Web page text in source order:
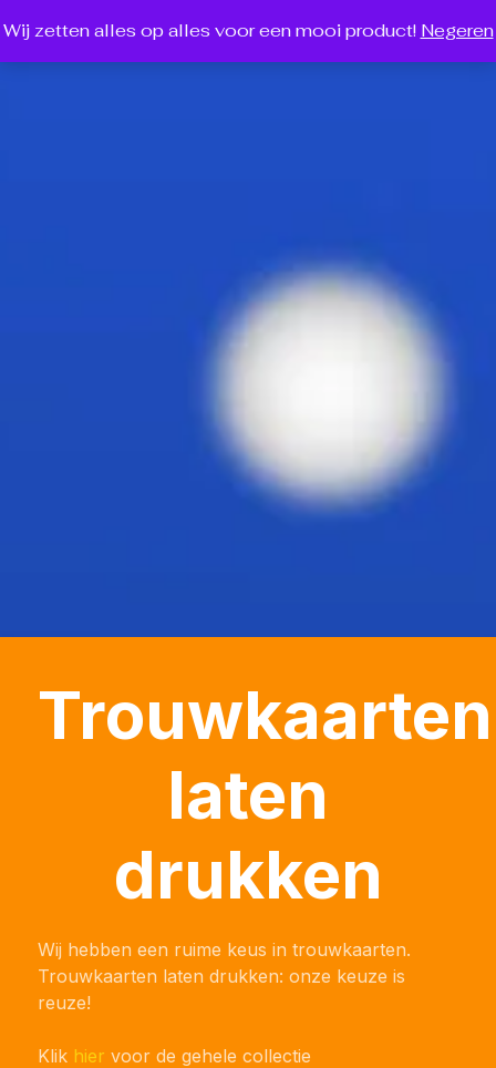
Trouwkaarten
laten
drukken
Wij hebben een ruime keus in trouwkaarten.
Trouwkaarten laten drukken: onze keuze is
reuze!
Klik hier voor de gehele collectie
Wij zetten alles op alles voor een mooi product! Negeren